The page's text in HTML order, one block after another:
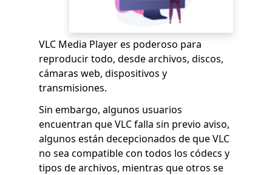
VLC Media Player es poderoso para
reproducir todo, desde archivos, discos,
cámaras web, dispositivos y
transmisiones.
Sin embargo, algunos usuarios
encuentran que VLC falla sin previo aviso,
algunos están decepcionados de que VLC
no sea compatible con todos los códecs y
tipos de archivos, mientras que otros se